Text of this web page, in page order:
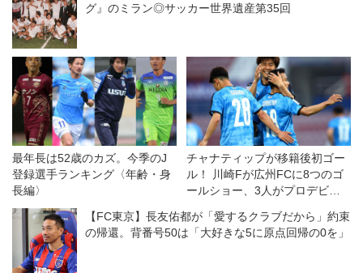
グ』のミラン◎サッカー世界遺産第35回
最年長は52歳のカズ。今季のJ
登録選手ランキング〈年齢・身
長編〉
チャナティップが移籍後初ゴー
ル！ 川崎Fが広州FCに8つのゴ
ールショー、3人がプロデビュ
【FC東京】長友佑都が「愛するクラブだから」約束
の帰還。背番号50は「大好きな5に原点回帰の0を」